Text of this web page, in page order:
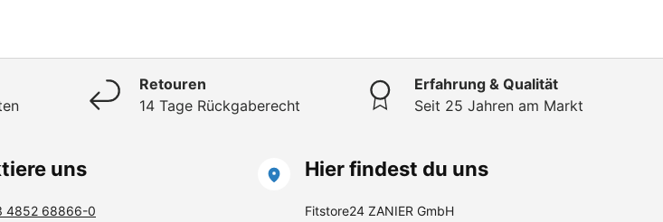
Retouren
14 Tage Rückgaberecht
Erfahrung & Qualität
Seit 25 Jahren am Markt
uns
4852 68866-0
Hier findest du uns
Fitstore24 ZANIER GmbH